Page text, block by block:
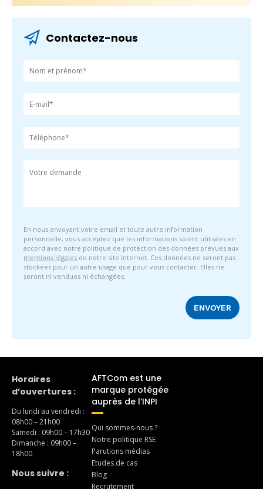
Contactez-nous
En nous envoyant votre email et toute autre information
personnelle, vous acceptez que les informations soient utilisées en
accord avec notre politique de protection des données prévues aux
mentions légales de notre site Internet. Ces données ne seront pas
stockées pour un autre usage que pour vous contacter. Elles ne
seront ni vendues ni échangées.
Horaires
d’ouvertures :
Du lundi au vendredi :
08h00 – 21h00
Samedi : 09h00 – 17h30
Dimanche : 09h00 –
18h00
Nous suivre :
AFTCom est une
marque protégée
auprès de l’INPI
Qui sommes-nous ?
Notre politique RSE
Parutions médias
Etudes de cas
Blog
Recrutement